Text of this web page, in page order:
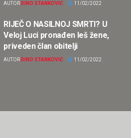
AUTOR DINO STANKOVIĆ 11/02/2022
RIJEČ O NASILNOJ SMRTI? U
Veloj Luci pronađen leš žene,
priveden član obitelji
AUTOR DINO STANKOVIĆ 11/02/2022